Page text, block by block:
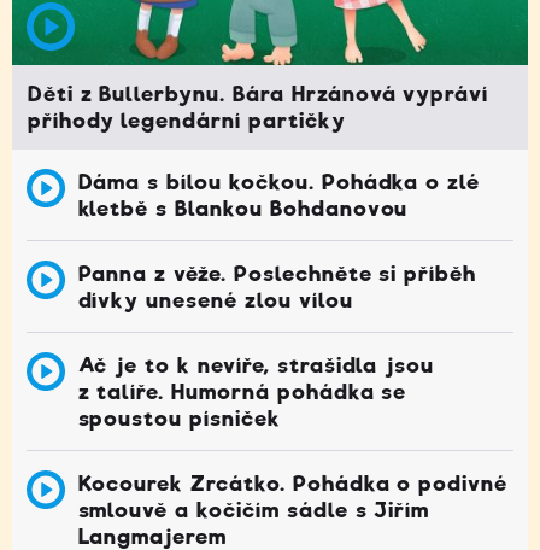
Děti z Bullerbynu. Bára Hrzánová vypráví
příhody legendární partičky
Dáma s bílou kočkou. Pohádka o zlé
kletbě s Blankou Bohdanovou
Panna z věže. Poslechněte si příběh
dívky unesené zlou vílou
Ač je to k nevíře, strašidla jsou
z talíře. Humorná pohádka se
spoustou písniček
Kocourek Zrcátko. Pohádka o podivné
smlouvě a kočičím sádle s Jiřím
Langmajerem